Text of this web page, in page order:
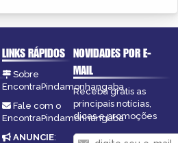
LINKS RÁPIDOS
Sobre
EncontraPindamonhangaba
Fale com o
EncontraPindamonhangaba
ANUNCIE:
NOVIDADES POR E-
MAIL
Receba grátis as
principais notícias,
dicas e promoções